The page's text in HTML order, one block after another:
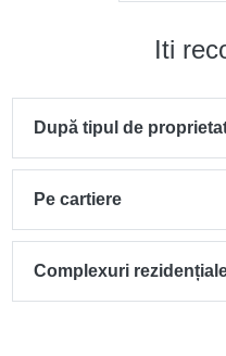
Iti
După tipul de
Pe cartiere
Complexuri